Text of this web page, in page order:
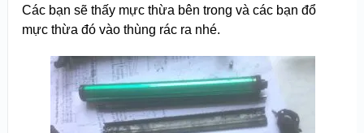
Các bạn sẽ thấy mực thừa bên trong và các bạn đổ
mực thừa đó vào thùng rác ra nhé.